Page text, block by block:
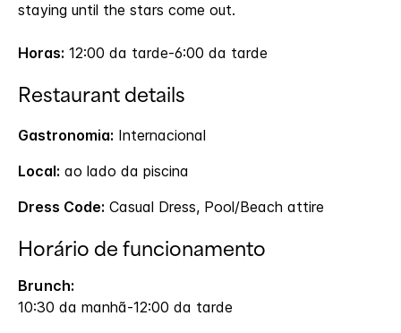
staying until the stars come out.
Horas: 12:00 da tarde-6:00 da tarde
Restaurant details
Gastronomia: Internacional
Local: ao lado da piscina
Dress Code: Casual Dress, Pool/Beach attire
Horário de funcionamento
Brunch:
10:30 da manhã-12:00 da tarde